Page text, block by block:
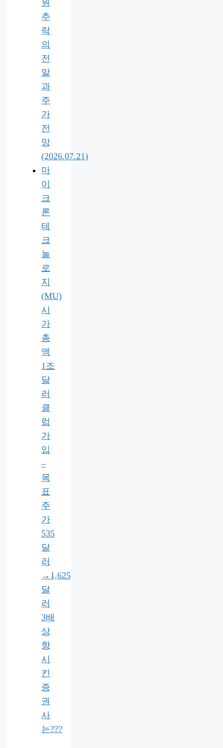
원
추
락
의
전
말
과
주
가
전
망
(2026.07.21)
마
이
크
론
테
크
놀
로
지
(MU)
시
가
총
액
1조
달
러
클
럽
가
입
–
목
표
주
가
535
달
러
→1,625
달
러
3배
상
향
시
킨
증
권
사
는???